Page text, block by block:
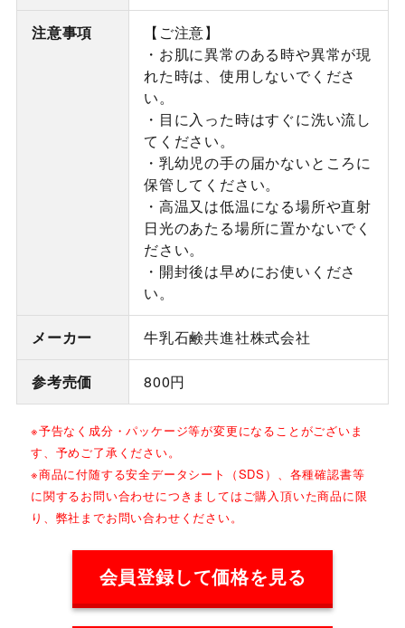
注意事項
【ご注意】
・お肌に異常のある時や異常が現
れた時は、使用しないでくださ
い。
・目に入った時はすぐに洗い流し
てください。
・乳幼児の手の届かないところに
保管してください。
・高温又は低温になる場所や直射
日光のあたる場所に置かないでく
ださい。
・開封後は早めにお使いくださ
い。
メーカー 牛乳石鹸共進社株式会社
参考売価 800円
※予告なく成分・パッケージ等が変更になることがございま
す、予めご了承ください。
※商品に付随する安全データシート（SDS）、各種確認書等
に関するお問い合わせにつきましてはご購入頂いた商品に限
り、弊社までお問い合わせください。
会員登録して価格を見る